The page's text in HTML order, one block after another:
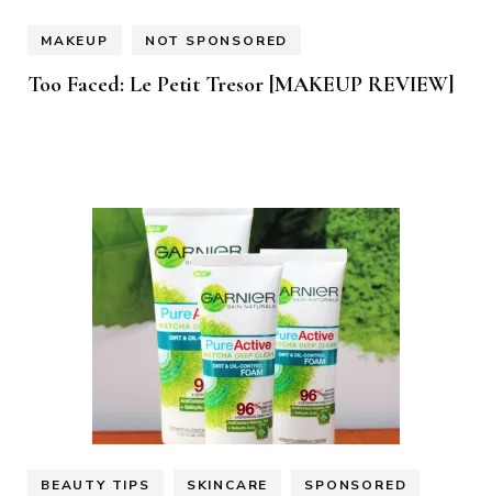
MAKEUP NOT SPONSORED
Too Faced: Le Petit Tresor [MAKEUP REVIEW]
BEAUTY TIPS SKINCARE SPONSORED